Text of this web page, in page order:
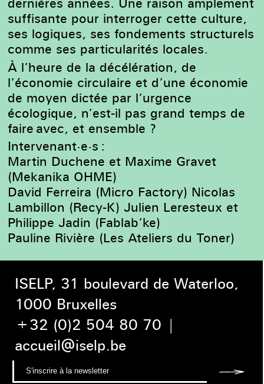
suffisante pour interroger cette culture,
ses logiques, ses fondements structurels
comme ses particularités locales.
À l’heure de la décélération, de
l’économie circulaire et d’une économie
de moyen dictée par l’urgence
écologique, n’est-il pas grand temps de
faire avec, et ensemble ?
Intervenant·e·s :
Martin Duchene et Maxime Gravet
(Mekanika OHME)
David Ferreira (Micro Factory) Nicolas
Lambillon (Recy-K) Julien Leresteux et
Philippe Jadin (Fablab’ke)
Pauline Rivière (Les Ateliers du Toner)
ISELP, 31 boulevard de Waterloo,
1000 Bruxelles
+32 (0)2 504 80 70 |
accueil@iselp.be